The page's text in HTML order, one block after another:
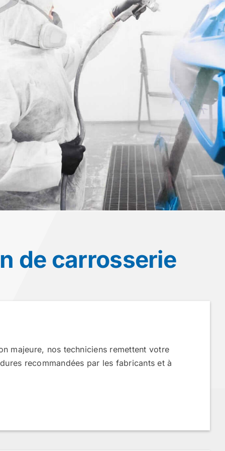
de carrosserie
majeure, nos techniciens remettent votre
recommandées par les fabricants et à